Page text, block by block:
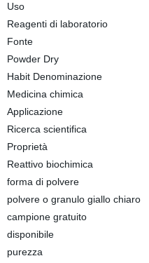
Uso
Reagenti di laboratorio
Fonte
Powder Dry
Habit Denominazione
Medicina chimica
Applicazione
Ricerca scientifica
Proprietà
Reattivo biochimica
forma di polvere
polvere o granulo giallo chiaro
campione gratuito
disponibile
purezza